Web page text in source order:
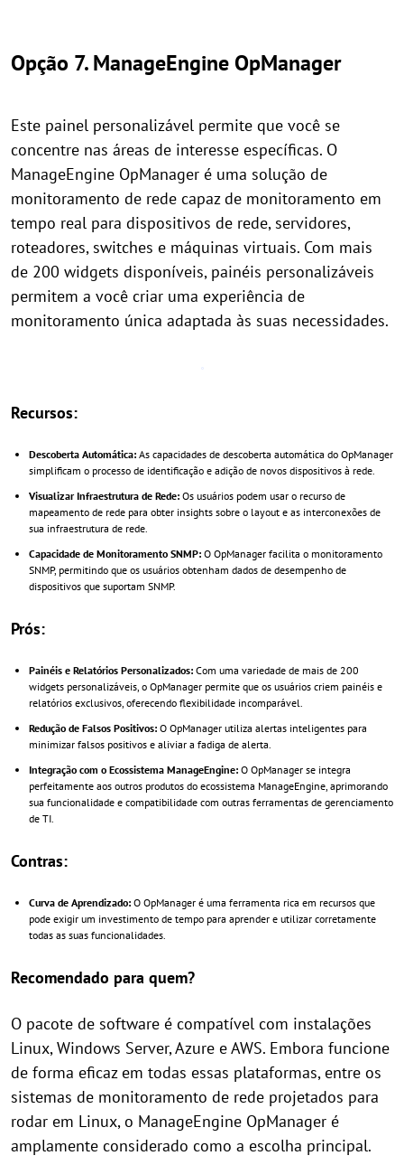
Opção 7. ManageEngine OpManager
Este painel personalizável permite que você se
concentre nas áreas de interesse específicas. O
ManageEngine OpManager é uma solução de
monitoramento de rede capaz de monitoramento em
tempo real para dispositivos de rede, servidores,
roteadores, switches e máquinas virtuais. Com mais
de 200 widgets disponíveis, painéis personalizáveis
permitem a você criar uma experiência de
monitoramento única adaptada às suas necessidades.
Recursos:
Descoberta Automática: As capacidades de descoberta automática do OpManager
simplificam o processo de identificação e adição de novos dispositivos à rede.
Visualizar Infraestrutura de Rede: Os usuários podem usar o recurso de
mapeamento de rede para obter insights sobre o layout e as interconexões de
sua infraestrutura de rede.
Capacidade de Monitoramento SNMP: O OpManager facilita o monitoramento
SNMP, permitindo que os usuários obtenham dados de desempenho de
dispositivos que suportam SNMP.
Prós:
Painéis e Relatórios Personalizados: Com uma variedade de mais de 200
widgets personalizáveis, o OpManager permite que os usuários criem painéis e
relatórios exclusivos, oferecendo flexibilidade incomparável.
Redução de Falsos Positivos: O OpManager utiliza alertas inteligentes para
minimizar falsos positivos e aliviar a fadiga de alerta.
Integração com o Ecossistema ManageEngine: O OpManager se integra
perfeitamente aos outros produtos do ecossistema ManageEngine, aprimorando
sua funcionalidade e compatibilidade com outras ferramentas de gerenciamento
de TI.
Contras:
Curva de Aprendizado: O OpManager é uma ferramenta rica em recursos que
pode exigir um investimento de tempo para aprender e utilizar corretamente
todas as suas funcionalidades.
Recomendado para quem?
O pacote de software é compatível com instalações
Linux, Windows Server, Azure e AWS. Embora funcione
de forma eficaz em todas essas plataformas, entre os
sistemas de monitoramento de rede projetados para
rodar em Linux, o ManageEngine OpManager é
amplamente considerado como a escolha principal.